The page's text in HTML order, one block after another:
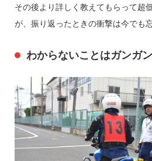
その後より詳しく教えてもらって超
が、振り返ったときの衝撃は今でも
わからないことはガンガ